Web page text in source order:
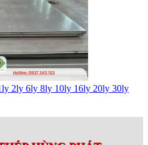
2ly 6ly 8ly 10ly 16ly 20ly 30ly